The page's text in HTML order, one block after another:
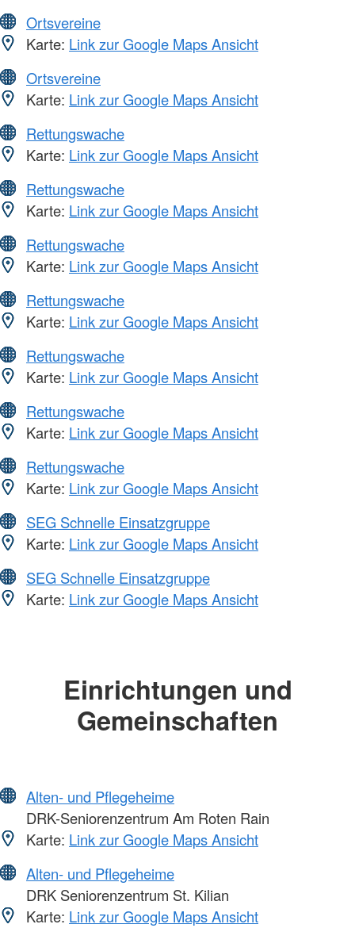
Ortsvereine
Karte: Link zur Google Maps Ansicht
Ortsvereine
Karte: Link zur Google Maps Ansicht
Rettungswache
Karte: Link zur Google Maps Ansicht
Rettungswache
Karte: Link zur Google Maps Ansicht
Rettungswache
Karte: Link zur Google Maps Ansicht
Rettungswache
Karte: Link zur Google Maps Ansicht
Rettungswache
Karte: Link zur Google Maps Ansicht
Rettungswache
Karte: Link zur Google Maps Ansicht
Rettungswache
Karte: Link zur Google Maps Ansicht
SEG Schnelle Einsatzgruppe
Karte: Link zur Google Maps Ansicht
SEG Schnelle Einsatzgruppe
Karte: Link zur Google Maps Ansicht
Einrichtungen und
Gemeinschaften
Alten- und Pflegeheime
DRK-Seniorenzentrum Am Roten Rain
Karte: Link zur Google Maps Ansicht
Alten- und Pflegeheime
DRK Seniorenzentrum St. Kilian
Karte: Link zur Google Maps Ansicht